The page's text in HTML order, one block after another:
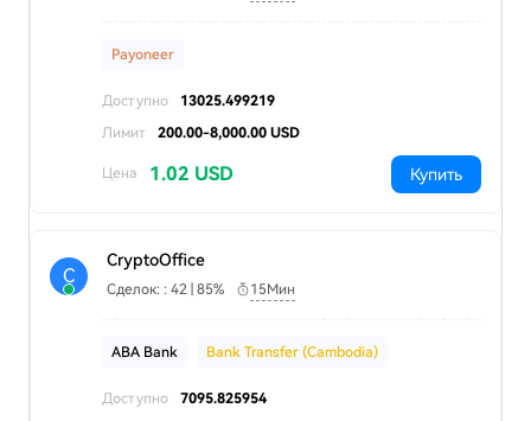
Payoneer
Доступно
13025.499219
Лимит
200.00-8,000.00 USD
Цена 1.02 USD Купить
C
CryptoOffice
Сделок: : 42 | 85% 15Мин
ABA Bank Bank Transfer (Cambodia)
Доступно
7095.825954